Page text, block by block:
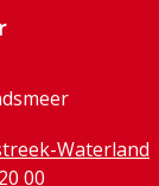
Waterland
00